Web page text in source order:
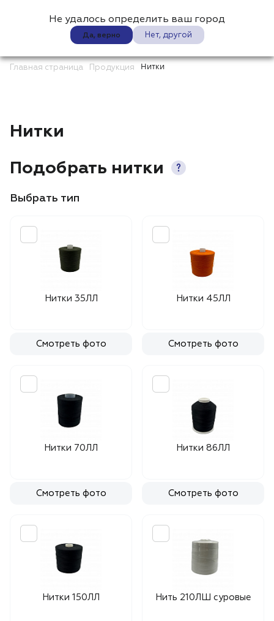
Не удалось определить ваш город
Да, верно Нет, другой
Главная страница Продукция Нитки
Нитки
Подобрать нитки
Выбрать тип
Нитки 35ЛЛ
Смотреть фото
Нитки 45ЛЛ
Смотреть фото
Нитки 70ЛЛ
Смотреть фото
Нитки 86ЛЛ
Смотреть фото
Нитки 150ЛЛ Нить 210ЛШ суровые